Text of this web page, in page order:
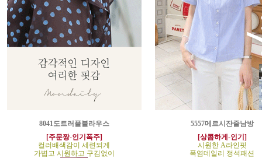
8041도트러플블라우스
[주문짱-인기폭주]
컬러배색감이 세련되게
가볍고 시원하고 구김없이
5557메르시잔줄남방
[상콤하게-인기]
시원한 A라인핏
폭염데일리 정석패션